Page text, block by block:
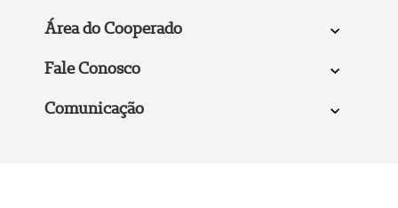
Área do Cooperado
Fale Conosco
Comunicação